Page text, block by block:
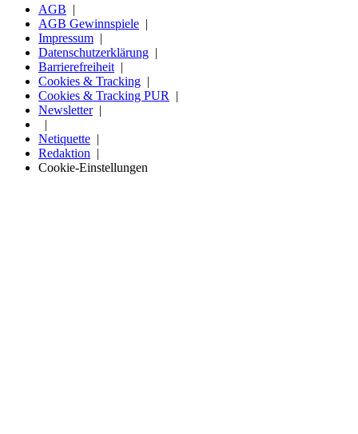
AGB
AGB Gewinnspiele
Impressum
Datenschutzerklärung
Barrierefreiheit
Cookies & Tracking
Cookies & Tracking PUR
Newsletter
Netiquette
Redaktion
Cookie-Einstellungen